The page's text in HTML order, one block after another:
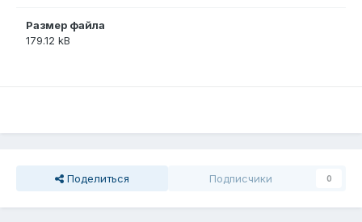
Размер файла
179.12 kB
Поделиться Подписчики 0